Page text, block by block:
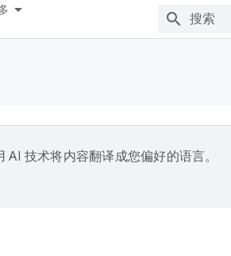
技术将内容翻译成您偏好的语言。